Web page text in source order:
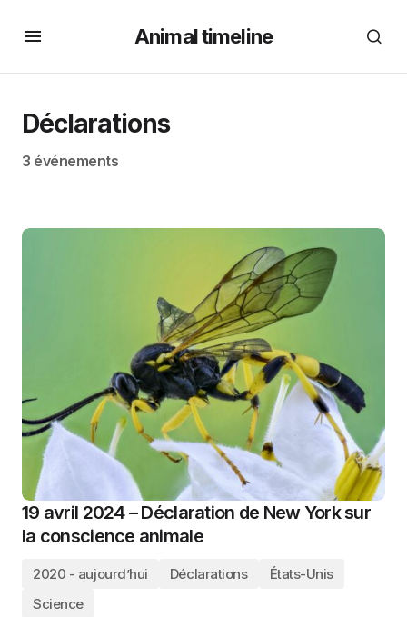
Animal timeline
Déclarations
3 événements
19 avril 2024 – Déclaration de New York sur
la conscience animale
2020 - aujourd’hui Déclarations
États-Unis
Science